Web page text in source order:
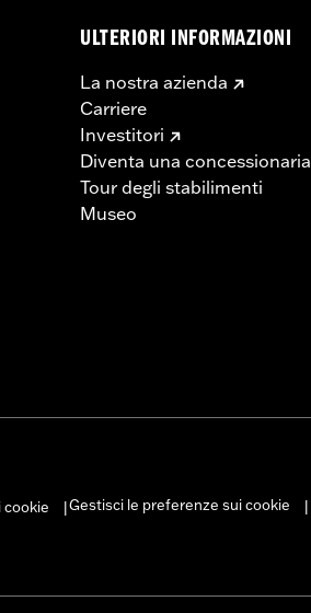
ULTERIORI INFORMAZIONI
La nostra azienda
Carriere
Investitori
Diventa una concessionaria
Tour degli stabilimenti
Museo
cookie Gestisci le preferenze sui cookie